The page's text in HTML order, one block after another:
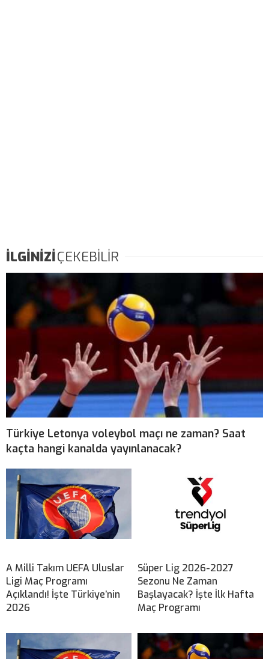
İLGİNİZİÇEKEBİLİR
Türkiye Letonya voleybol maçı ne zaman? Saat
kaçta hangi kanalda yayınlanacak?
A Milli Takım UEFA Uluslar
Ligi Maç Programı
Açıklandı! İşte Türkiye’nin
2026
Süper Lig 2026-2027
Sezonu Ne Zaman
Başlayacak? İşte İlk Hafta
Maç Programı